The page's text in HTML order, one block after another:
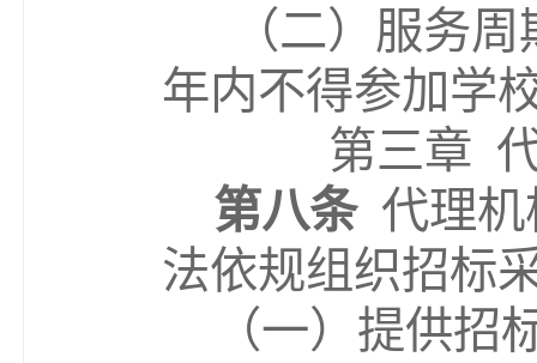
（二）服务
年内不得参加学
第三章
第八条 代理
法依规组织招标
（一）提供招